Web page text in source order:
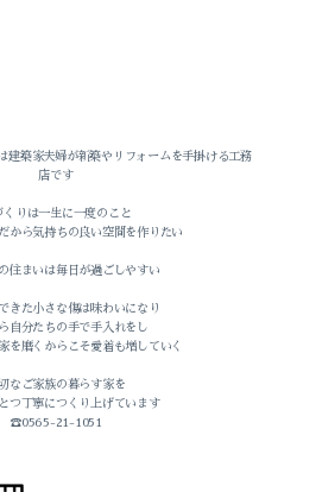
家づくり
旅のこと
家夫婦が新築やリフォームを手掛ける工務
店です
くりは一生に一度のこと
から気持ちの良い空間を作りたい
住まいは毎日が過ごしやすい
きた小さな傷は味わいになり
自分たちの手で手入れをし
を磨くからこそ愛着も増していく
なご家族の暮らす家を
つ丁寧につくり上げています
☎0565-21-1051